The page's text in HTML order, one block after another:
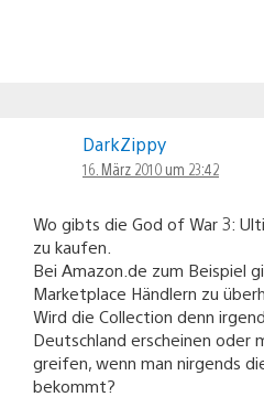
DarkZippy
16. März 2010 um 23:42
Wo gibts die God of War 3:
zu kaufen.
Bei Amazon.de zum Beispiel
Marketplace Händlern zu
Wird die Collection denn
Deutschland erscheinen oder
greifen, wenn man nirgends
bekommt?